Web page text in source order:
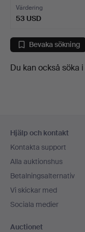
Värdering
53 USD
Bevaka sökning
Du kan också söka i
Hjälp och kontakt
Kontakta support
Alla auktionshus
Betalningsalternativ
Vi skickar med
Sociala medier
Auctionet